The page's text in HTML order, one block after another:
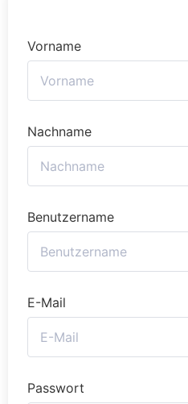
Vorname
Nachname
Benutzername
E-Mail
Passwort